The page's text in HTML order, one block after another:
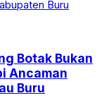
Botak Bukan
Ancaman
Buru